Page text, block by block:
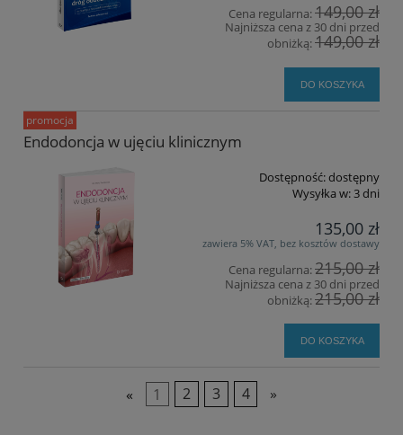
Cena regularna:149,00 zł
Najniższa cena z 30 dni przed
obniżką:149,00 zł
DO KOSZYKA
Endodoncja w ujęciu klinicznym
Dostępność:dostępny
Wysyłka w:3 dni
135,00 zł
zawiera 5% VAT, bez kosztów dostawy
Cena regularna:215,00 zł
Najniższa cena z 30 dni przed
obniżką:215,00 zł
DO KOSZYKA
promocja
« 1 2 3 4 »